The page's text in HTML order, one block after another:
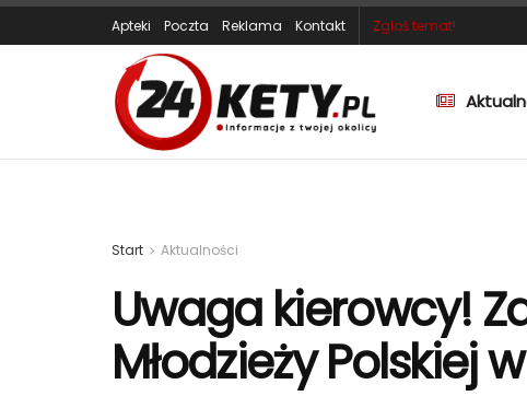
Apteki Poczta Reklama Kontakt Zgłoś temat!
Start Aktualności
Uwaga kierowcy!
Młodzieży Polskiej